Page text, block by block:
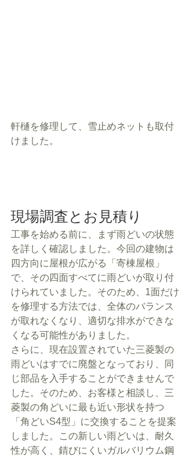
軒樋を修理して、雪止めネットも取付
けました。
現場調査とお見積り
工事を始める前に、まず雨どいの状態
を詳しく確認しました。今回の建物は
四方向に屋根が広がる「寄棟屋根」
で、その四面すべてに雨どいが取り付
けられていました。そのため、1面だけ
を修理する方法では、全体のバランス
が取れなくなり、適切な排水ができな
くなる可能性がありました。
さらに、現在設置されていた三菱製の
雨どいはすでに廃盤となっており、同
じ部品を入手することができませんで
した。そのため、お客様と相談し、三
菱製の角どいに最も近い形状を持つ
「角どいS4型」に交換することを提案
しました。この新しい雨どいは、耐久
性が高く、錆びにくいガルバリウム鋼